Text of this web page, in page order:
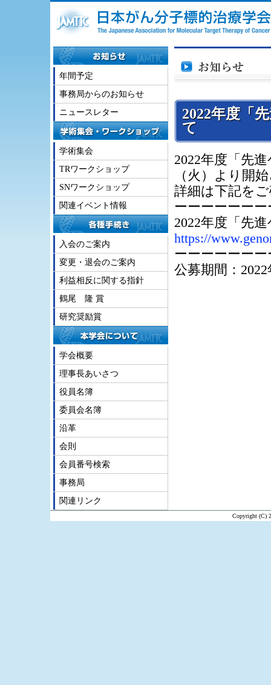
2022年度「
て
2022年度「先
（火）より開
詳細は下記を
ーーーーーー
2022年度「先
https://
ーーーーーー
公募期間：
年間予定
事務局からのお知らせ
ニュースレター
学術集会
TRワークショップ
SNワークショップ
関連イベント情報
入会のご案内
変更・退会のご案内
利益相反に関する指針
鶴尾 隆 賞
研究奨励賞
学会概要
理事長あいさつ
役員名簿
委員会名簿
沿革
会則
会員番号検索
事務局
関連リンク
Copyright (C)